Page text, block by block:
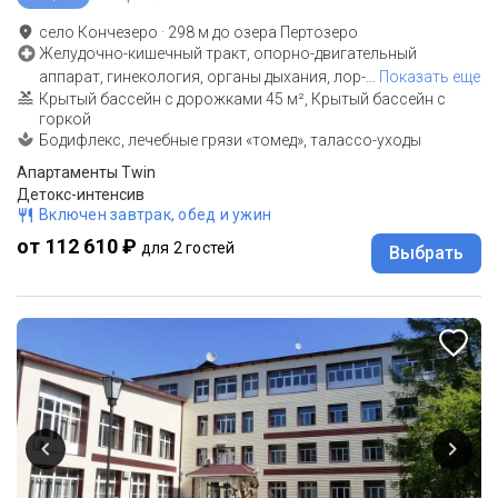
село Кончезеро · 298 м до озера Пертозеро
Желудочно-кишечный тракт, опорно-двигательный
аппарат, гинекология, органы дыхания, лор-
Показать еще
Крытый бассейн с дорожками 45 м², Крытый бассейн с
горкой
Бодифлекс, лечебные грязи «томед», талассо-уходы
Апартаменты Twin
Детокс-интенсив
Включен завтрак, обед и ужин
от 112 610 ₽ для 2 гостей Выбрать